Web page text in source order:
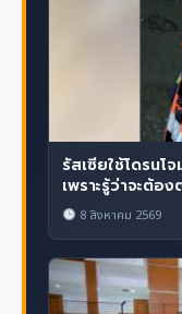
รัสเซียใช้โดรนโ
เพราะรู้ว่าจะต้อง
8 สิงหาคม 2569